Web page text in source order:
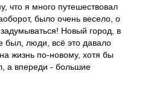
что я много путешествовал
было очень весело, о
Новый город, в
был, люди, всё это давало
жизнь по-новому, хотя бы
а впереди - большие